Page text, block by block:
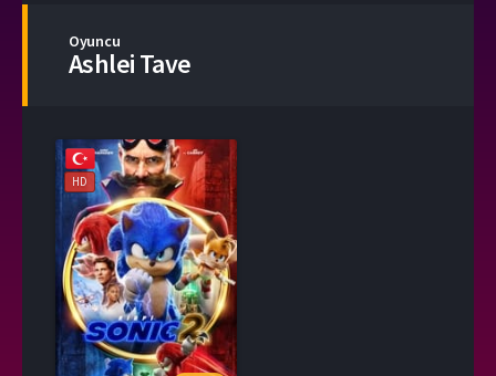
Oyuncu
Ashlei Tave
HD